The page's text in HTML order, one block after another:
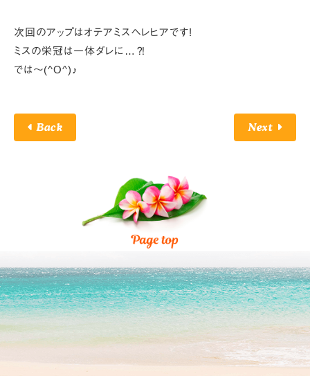
次回のアップはオテアミスヘレヒアです!
ミスの栄冠は一体ダレに…⁈
では～(^O^)♪
Back Next